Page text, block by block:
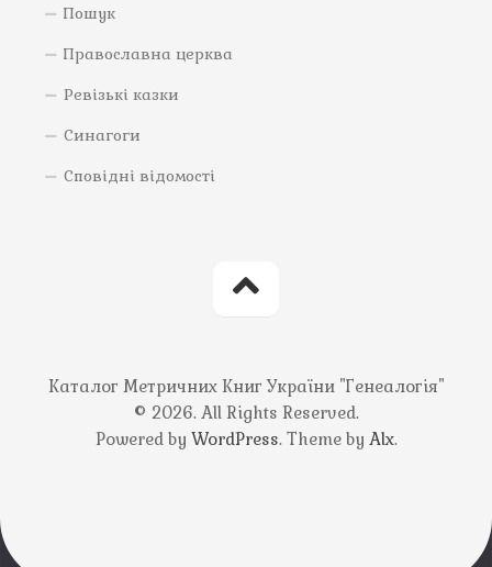
Пошук
Православна церква
Ревізькі казки
Синагоги
Сповідні відомості
Каталог Метричних Книг України "Генеалогія"
© 2026. All Rights Reserved.
Powered by WordPress. Theme by Alx.